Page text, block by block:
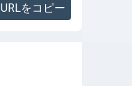
URLをコピー